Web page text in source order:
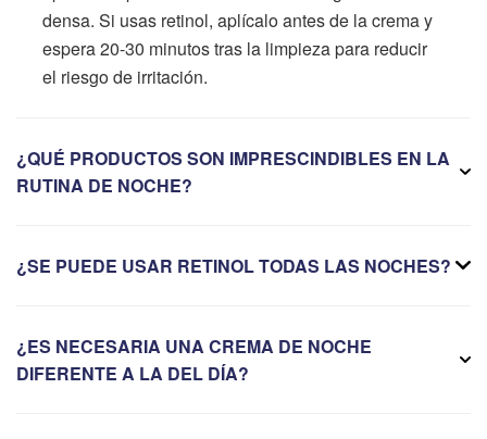
densa. Si usas retinol, aplícalo antes de la crema y
espera 20-30 minutos tras la limpieza para reducir
el riesgo de irritación.
¿QUÉ PRODUCTOS SON IMPRESCINDIBLES EN LA
RUTINA DE NOCHE?
¿SE PUEDE USAR RETINOL TODAS LAS NOCHES?
¿ES NECESARIA UNA CREMA DE NOCHE
DIFERENTE A LA DEL DÍA?